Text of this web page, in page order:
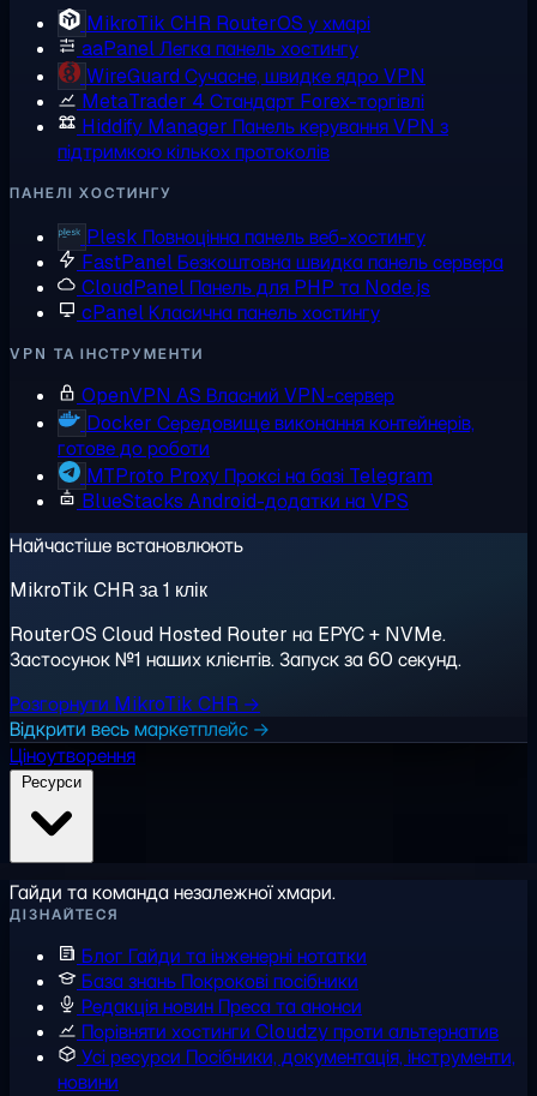
MikroTik CHR RouterOS у хмарі
aaPanelЛегка панель хостингу
WireGuard Сучасне, швидке ядро VPN
MetaTrader 4 Стандарт Forex-торгівлі
Hiddify Manager Панель керування VPN з
підтримкою кількох протоколів
ПАНЕЛІ ХОСТИНГУ
Plesk Повноцінна панель веб-хостингу
FastPanelБезкоштовна швидка панель сервера
CloudPanel Панель для PHP та Node.js
cPanelКласична панель хостингу
VPN ТА ІНСТРУМЕНТИ
OpenVPN AS Власний VPN-сервер
Docker Середовище виконання контейнерів,
готове до роботи
MTProto Proxy Проксі на базі Telegram
BlueStacks Android-додатки на VPS
Найчастіше встановлюють
MikroTik CHR за 1 клік
RouterOS Cloud Hosted Router на EPYC + NVMe.
Застосунок №1 наших клієнтів. Запуск за 60 секунд.
Розгорнути MikroTik CHR →
Відкрити весь маркетплейс →
Ціноутворення
Гайди та команда незалежної хмари.
ДІЗНАЙТЕСЯ
Блог Гайди та інженерні нотатки
База знань Покрокові посібники
Редакція новин Преса та анонси
Порівняти хостинги Cloudzy проти альтернатив
Усі ресурси Посібники, документація, інструменти,
новини